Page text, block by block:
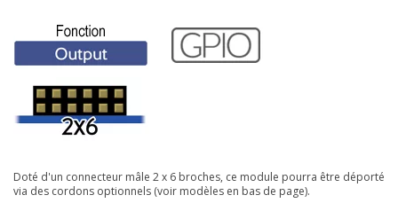
Doté d'un connecteur mâle 2 x 6 broches, ce module pourra être déporté
via des cordons optionnels (voir modèles en bas de page).